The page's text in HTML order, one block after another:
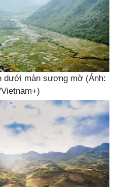
dưới màn sương mờ (Ảnh: